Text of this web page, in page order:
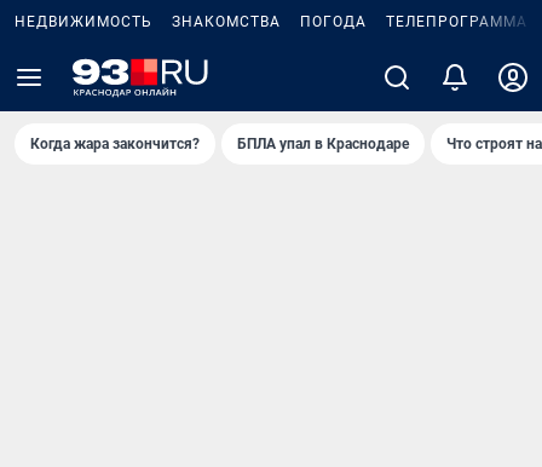
НЕДВИЖИМОСТЬ ЗНАКОМСТВА ПОГОДА ТЕЛЕПРОГРАММА
Когда жара закончится? БПЛА упал в Краснодаре Что строят